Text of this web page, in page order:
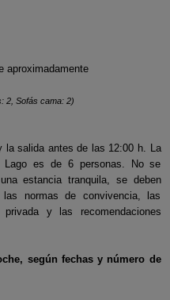
aproximadamente
2, Sofás cama: 2)
la salida antes de las 12:00 h. La
Lago es de 6 personas. No se
estancia tranquila, se deben
normas de convivencia, las
y las recomendaciones
según fechas y número de